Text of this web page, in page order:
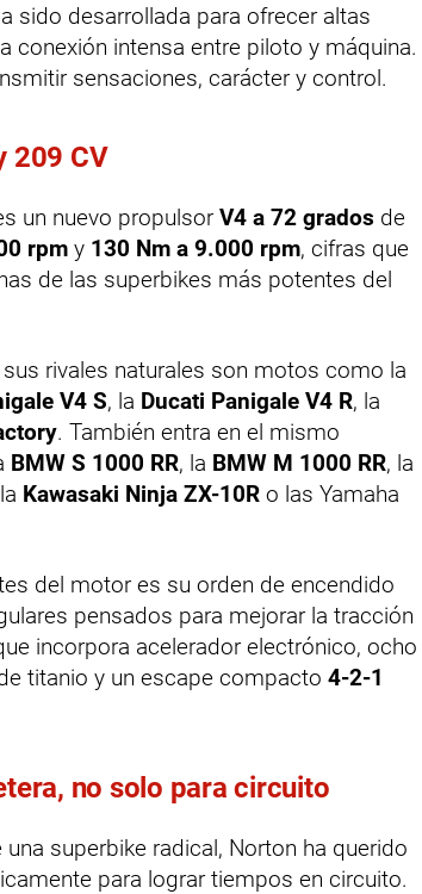
sido desarrollada para ofrecer altas
conexión intensa entre piloto y máquina.
sensaciones, carácter y control.
209 CV
un nuevo propulsor V4 a 72 grados de
rpm y 130 Nm a 9.000 rpm, cifras que
de las superbikes más potentes del
rivales naturales son motos como la
V4 S, la Ducati Panigale V4 R, la
. También entra en el mismo
BMW S 1000 RR, la BMW M 1000 RR, la
Kawasaki Ninja ZX-10R o las Yamaha
del motor es su orden de encendido
pensados para mejorar la tracción
incorpora acelerador electrónico, ocho
titanio y un escape compacto 4-2-1
no solo para circuito
superbike radical, Norton ha querido
para lograr tiempos en circuito.